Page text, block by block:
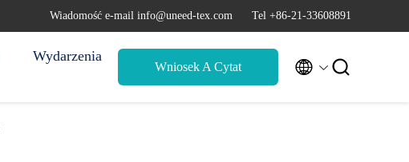
Wiadomość e-mail info@uneed-tex.com Tel +86-21-33608891
Wydarzenia
Wniosek A Cytat  